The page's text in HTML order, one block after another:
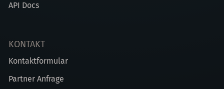
API Docs
KONTAKT
Kontaktformular
Partner Anfrage